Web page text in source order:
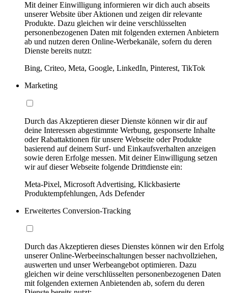
Mit deiner Einwilligung informieren wir dich auch abseits
unserer Website über Aktionen und zeigen dir relevante
Produkte. Dazu gleichen wir deine verschlüsselten
personenbezogenen Daten mit folgenden externen Anbietern
ab und nutzen deren Online-Werbekanäle, sofern du deren
Dienste bereits nutzt:
Bing, Criteo, Meta, Google, LinkedIn, Pinterest, TikTok
Marketing
Durch das Akzeptieren dieser Dienste können wir dir auf
deine Interessen abgestimmte Werbung, gesponserte Inhalte
oder Rabattaktionen für unsere Webseite oder Produkte
basierend auf deinem Surf- und Einkaufsverhalten anzeigen
sowie deren Erfolge messen. Mit deiner Einwilligung setzen
wir auf dieser Webseite folgende Drittdienste ein:
Meta-Pixel, Microsoft Advertising, Klickbasierte
Produktempfehlungen, Ads Defender
Erweitertes Conversion-Tracking
Durch das Akzeptieren dieses Dienstes können wir den Erfolg
unserer Online-Werbeeinschaltungen besser nachvollziehen,
auswerten und unser Werbeangebot optimieren. Dazu
gleichen wir deine verschlüsselten personenbezogenen Daten
mit folgenden externen Anbietenden ab, sofern du deren